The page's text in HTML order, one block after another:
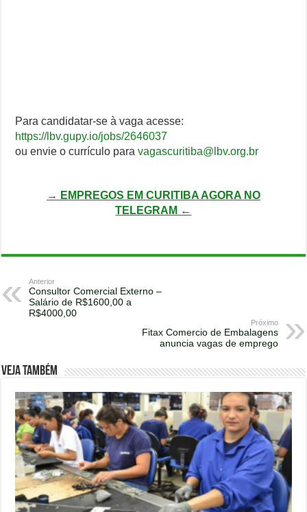
Para candidatar-se à vaga acesse:
https://lbv.gupy.io/jobs/2646037
ou envie o currículo paravagascuritiba@lbv.org.br
→ EMPREGOS EM CURITIBA AGORA NO
TELEGRAM ←
Anterior
Consultor Comercial Externo –
Salário de R$1600,00 a
R$4000,00
Próximo
Fitax Comercio de Embalagens
anuncia vagas de emprego
Veja também